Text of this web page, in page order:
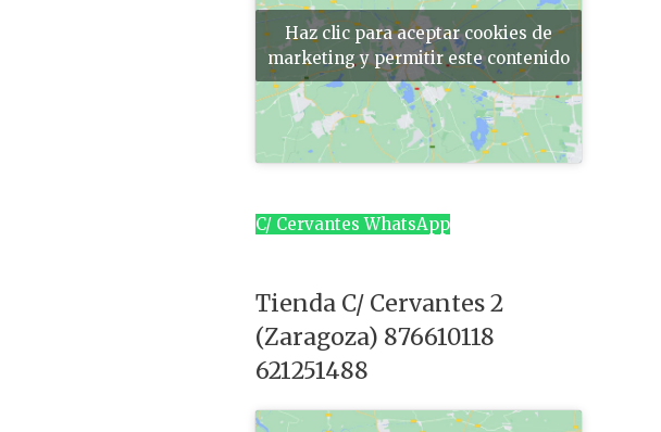
Haz clic para aceptar cookies de
marketing y permitir este contenido
C/ Cervantes WhatsApp
Tienda C/ Cervantes 2
(Zaragoza) 876610118
621251488